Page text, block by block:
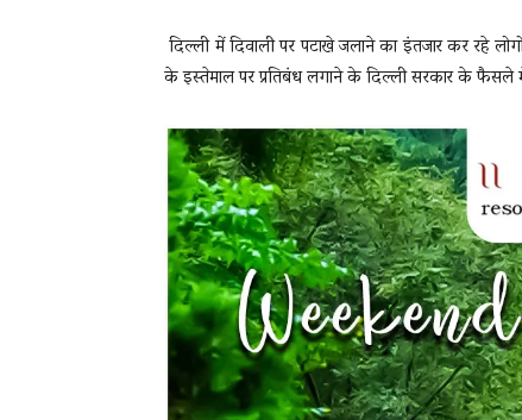
News
LIVE
दिल्ली में दिवाली पर पटाखे जलाने का इंतजार कर रहे
के इस्तेमाल पर प्रतिबंध लगाने के दिल्ली सरकार के फैसले